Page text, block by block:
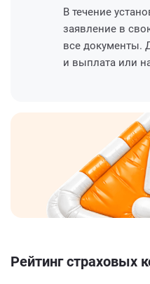
В течение
заявление в
все документы.
и выплата или
Рейтинг страховых